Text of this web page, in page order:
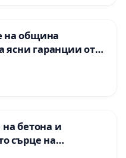
на община
ясни гаранции от
че ще се
норми!
бетона и
сърце на
Враца